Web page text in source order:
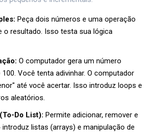
Peça dois números e uma operação
o resultado. Isso testa sua lógica
O computador gera um número
Você tenta adivinhar. O computador
até você acertar. Isso introduz loops e
aleatórios.
Do List): Permite adicionar, remover e
listas (arrays) e manipulação de